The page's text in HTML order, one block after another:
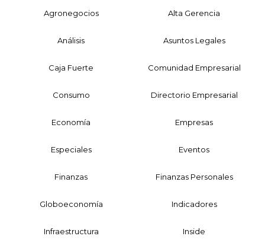
Agronegocios Alta Gerencia
Análisis Asuntos Legales
Caja Fuerte Comunidad Empresarial
Consumo Directorio Empresarial
Economía Empresas
Especiales Eventos
Finanzas Finanzas Personales
Globoeconomía Indicadores
Infraestructura Inside